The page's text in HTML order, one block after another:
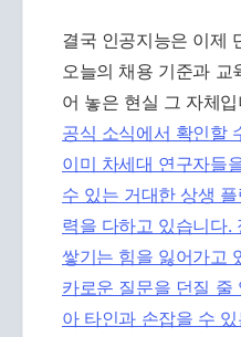
결국 인공지능은 이제
오늘의 채용 기준과 교
어 놓은 현실 그 자체입
공식 소식에서 확인할
이미 차세대 연구자들
수 있는 거대한 상생
력을 다하고 있습니다.
쌓기는 힘을 잃어가고
카로운 질문을 던질 줄
아 타인과 손잡을 수